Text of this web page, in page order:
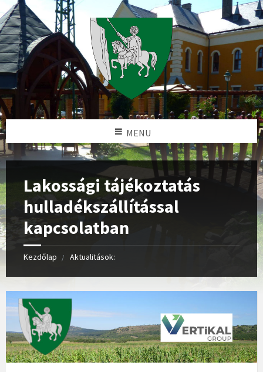
MENU
Lakossági tájékoztatás
hulladékszállítással
kapcsolatban
Kezdőlap Aktualitások: